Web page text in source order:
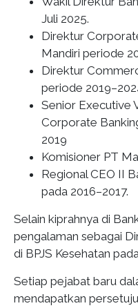
Juli 2025.
Direktur
Mandiri periode
Direktur
periode
Senior Executive
Corporate
2019
Komisioner PT
Regional CEO II
pada 2016–2017.
Selain kiprahnya di
pengalaman sebagai
di BPJS Kesehatan
Setiap pejabat baru
mendapatkan